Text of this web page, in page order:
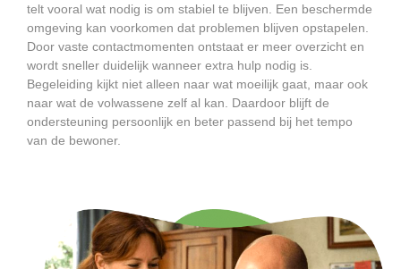
telt vooral wat nodig is om stabiel te blijven. Een beschermde
omgeving kan voorkomen dat problemen blijven opstapelen.
Door vaste contactmomenten ontstaat er meer overzicht en
wordt sneller duidelijk wanneer extra hulp nodig is.
Begeleiding kijkt niet alleen naar wat moeilijk gaat, maar ook
naar wat de volwassene zelf al kan. Daardoor blijft de
ondersteuning persoonlijk en beter passend bij het tempo
van de bewoner.